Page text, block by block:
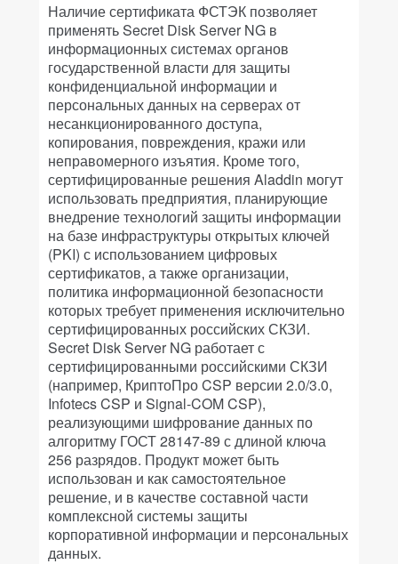
Наличие сертификата ФСТЭК позволяет
применять Secret Disk Server NG в
информационных системах органов
государственной власти для защиты
конфиденциальной информации и
персональных данных на серверах от
несанкционированного доступа,
копирования, повреждения, кражи или
неправомерного изъятия. Кроме того,
сертифицированные решения Aladdin могут
использовать предприятия, планирующие
внедрение технологий защиты информации
на базе инфраструктуры открытых ключей
(PKI) с использованием цифровых
сертификатов, а также организации,
политика информационной безопасности
которых требует применения исключительно
сертифицированных российских СКЗИ.
Secret Disk Server NG работает с
сертифицированными российскими СКЗИ
(например, КриптоПро CSP версии 2.0/3.0,
Infotecs CSP и Signal-COM CSP),
реализующими шифрование данных по
алгоритму ГОСТ 28147-89 с длиной ключа
256 разрядов. Продукт может быть
использован и как самостоятельное
решение, и в качестве составной части
комплексной системы защиты
корпоративной информации и персональных
данных.